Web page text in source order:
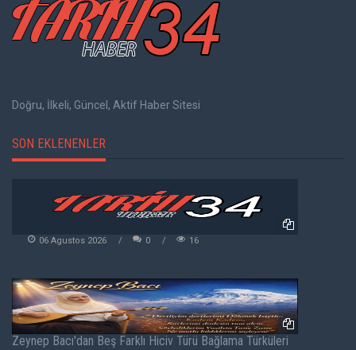
Doğru, İlkeli, Güncel, Aktif Haber Sitesi
SON EKLENENLER
06 Agustos 2026 0 16
Zeynep Bacı'dan Beş Farklı Hiciv Türü Bağlama Türküleri